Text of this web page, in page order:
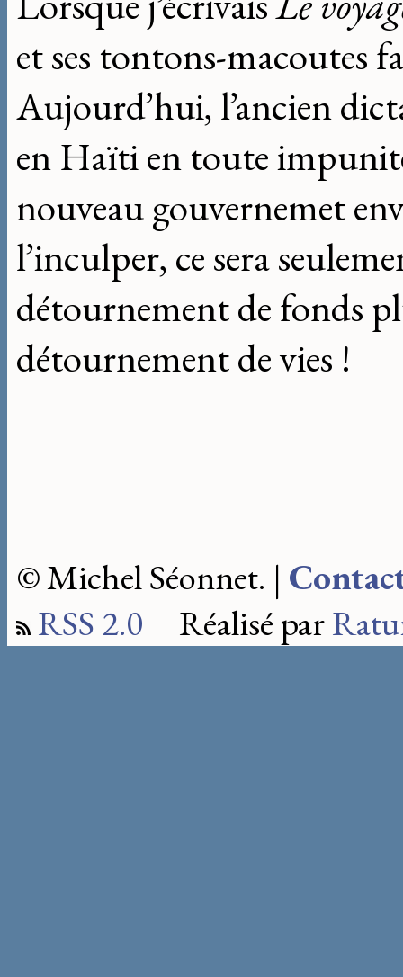
et ses tontons-macoutes
Aujourd’hui, l’ancien
en Haïti en toute
nouveau gouvernemet
l’inculper, ce sera
détournement de fonds
détournement de vies !
© Michel Séonnet. |
RSS 2.0 Réalisé par